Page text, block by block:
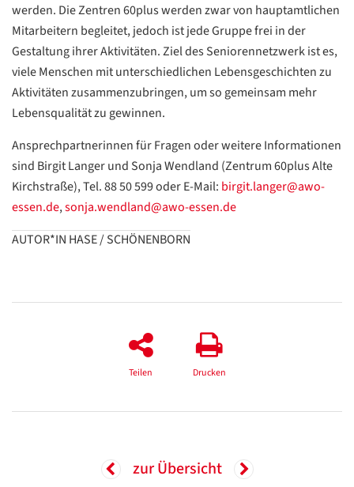
werden. Die Zentren 60plus werden zwar von hauptamtlichen
Mitarbeitern begleitet, jedoch ist jede Gruppe frei in der
Gestaltung ihrer Aktivitäten. Ziel des Seniorennetzwerk ist es,
viele Menschen mit unterschiedlichen Lebensgeschichten zu
Aktivitäten zusammenzubringen, um so gemeinsam mehr
Lebensqualität zu gewinnen.
Ansprechpartnerinnen für Fragen oder weitere Informationen
sind Birgit Langer und Sonja Wendland (Zentrum 60plus Alte
Kirchstraße), Tel. 88 50 599 oder E-Mail: birgit.langer@awo-
essen.de,sonja.wendland@awo-essen.de
AUTOR*IN HASE / SCHÖNENBORN
Teilen Drucken
zur Übersicht
Datenschutzerklärung
ZURÜCK
Datenschutzerklärung
Google
Datenschutzerklärung
Übersetzen
/
Translate
ZURÜCK